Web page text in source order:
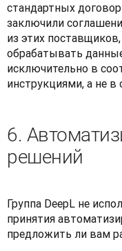
стандартных
заключили
из этих
обрабатывать
исключительно в
инструкциями, а не в
6.
решений
Группа DeepL не
принятия
предложить ли вам